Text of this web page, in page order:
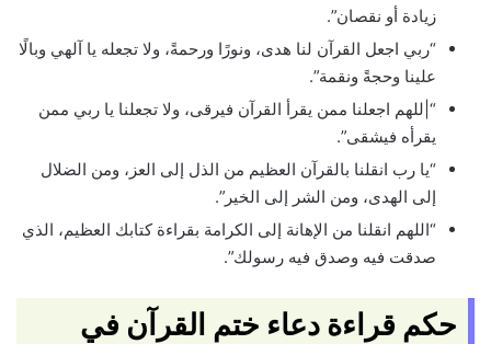
زيادة أو نقصان”.
“ربي اجعل القرآن لنا هدى، ونورًا ورحمةً، ولا تجعله يا آلهي وبالًا
علينا وحجةً ونقمة”.
“|للهم اجعلنا ممن يقرأ القرآن فيرقى، ولا تجعلنا يا ربي ممن
يقرأه فيشقى”.
“يا رب انقلنا بالقرآن العظيم من الذل إلى العز، ومن الضلال
إلى الهدى، ومن الشر إلى الخير”.
“اللهم انقلنا من الإهانة إلى الكرامة بقراءة كتابك العظيم، الذي
صدقت فيه وصدق فيه رسولك”.
حكم قراءة دعاء ختم القرآن في